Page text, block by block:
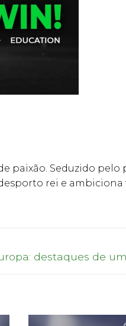
paixão. Seduzido pelo
rei e ambiciona
destaques de